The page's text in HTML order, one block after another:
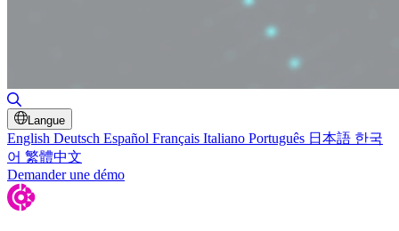
Langue
English Deutsch Español Français Italiano Português 日本語 한국
어 繁體中文
Demander une démo